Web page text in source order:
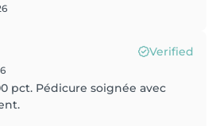
Verified
pct. Pédicure soignée avec